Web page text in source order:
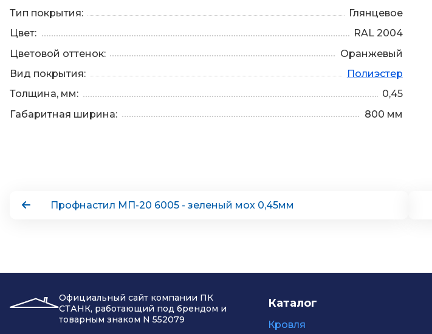
Тип покрытия:
Глянцевое
Цвет:
RAL 2004
Цветовой оттенок:
Оранжевый
Вид покрытия:
Полиэстер
Толщина, мм:
0,45
Габаритная ширина:
800 мм
Профнастил МП-20 6005 - зеленый мох 0,45мм
Официальный сайт компании ПК
СТАНК, работающий под брендом и
товарным знаком N 552079
Каталог
Кровля